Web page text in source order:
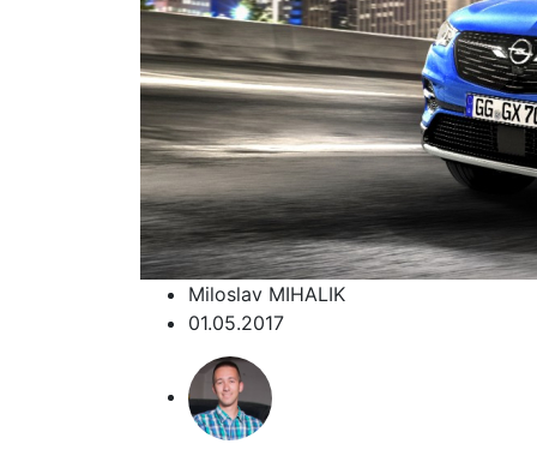
Miloslav MIHALIK
01.05.2017